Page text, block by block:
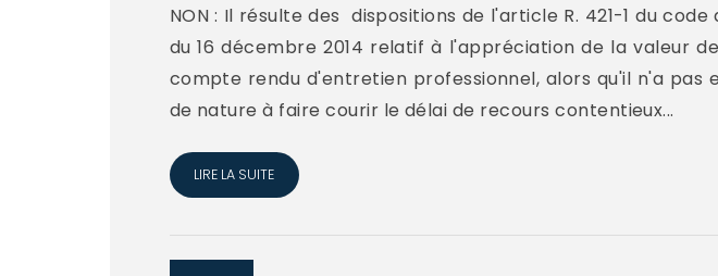
NON : Il résulte des dispositions de l'article R. 421-1 du
du 16 décembre 2014 relatif à l'appréciation de la valeur
compte rendu d'entretien professionnel, alors qu'il n'a
de nature à faire courir le délai de recours contentieux...
LIRE LA SUITE